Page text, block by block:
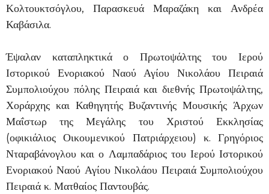
Κολτουκτσόγλου, Παρασκευά Μαραζάκη και Ανδρέα
Καβάσιλα.
Έψαλαν καταπληκτικά ο Πρωτοψάλτης του Ιερού
Ιστορικού Ενοριακού Ναού Αγίου Νικολάου Πειραιά
Συμπολιούχου πόλης Πειραιά και διεθνής Πρωτοψάλτης,
Χοράρχης και Καθηγητής Βυζαντινής Μουσικής Άρχων
Μαΐστωρ της Μεγάλης του Χριστού Εκκλησίας
(οφικιάλιος Οικουμενικού Πατριάρχειου) κ. Γρηγόριος
Νταραβάνογλου και ο Λαμπαδάριος του Ιερού Ιστορικού
Ενοριακού Ναού Αγίου Νικολάου Πειραιά Συμπολιούχου
Πειραιά κ. Ματθαίος Παντουβάς.